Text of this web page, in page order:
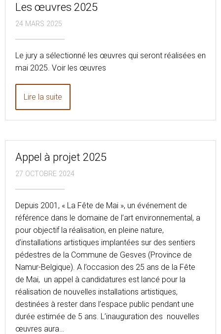
Les œuvres 2025
24 MARS 2025
Le jury a sélectionné les œuvres qui seront réalisées en
mai 2025. Voir les œuvres
Lire la suite
Appel à projet 2025
27 OCTOBRE 2024
Depuis 2001, « La Fête de Mai », un événement de
référence dans le domaine de l’art environnemental, a
pour objectif la réalisation, en pleine nature,
d’installations artistiques implantées sur des sentiers
pédestres de la Commune de Gesves (Province de
Namur-Belgique). A l’occasion des 25 ans de la Fête
de Mai, un appel à candidatures est lancé pour la
réalisation de nouvelles installations artistiques,
destinées à rester dans l’espace public pendant une
durée estimée de 5 ans. L’inauguration des nouvelles
œuvres aura…